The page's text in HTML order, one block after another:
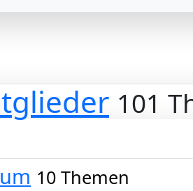
101
10 Themen